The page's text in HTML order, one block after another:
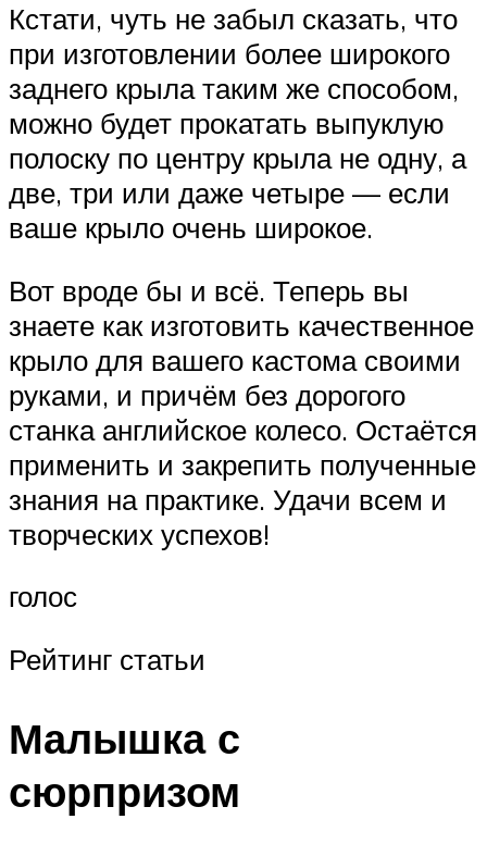
Кстати, чуть не забыл сказать, что
при изготовлении более широкого
заднего крыла таким же способом,
можно будет прокатать выпуклую
полоску по центру крыла не одну, а
две, три или даже четыре — если
ваше крыло очень широкое.
Вот вроде бы и всё. Теперь вы
знаете как изготовить качественное
крыло для вашего кастома своими
руками, и причём без дорогого
станка английское колесо. Остаётся
применить и закрепить полученные
знания на практике. Удачи всем и
творческих успехов!
голос
Рейтинг статьи
Малышка с
сюрпризом